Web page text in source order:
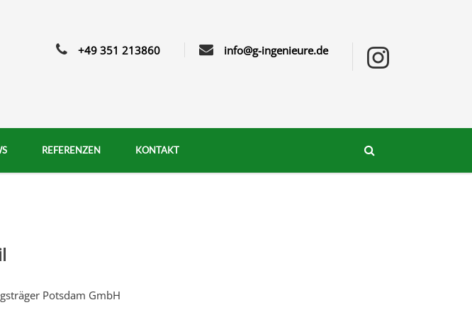
+49 351 213860 info@g-ingenieure.de
REFERENZEN KONTAKT
Potsdam GmbH